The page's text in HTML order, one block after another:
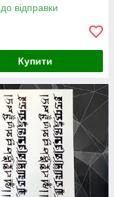
відправки
Купити